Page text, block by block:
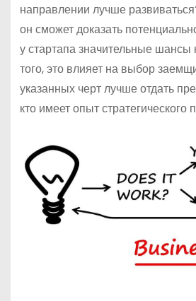
направлении лучше
он сможет доказать
у стартапа значительные шансы
того, это влияет на выбор
указанных черт лучше отдать
кто имеет опыт стратегического